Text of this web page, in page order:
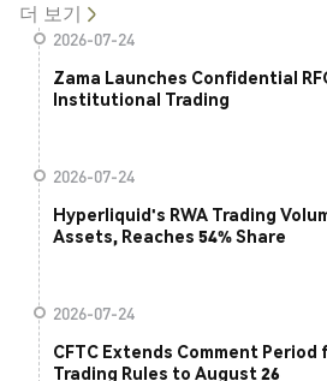
더 보기
2026-07-24
Zama Launches Confidential
Institutional Trading
2026-07-24
Hyperliquid's RWA Trading
Assets, Reaches 54% Share
2026-07-24
CFTC Extends Comment
Trading Rules to August 26